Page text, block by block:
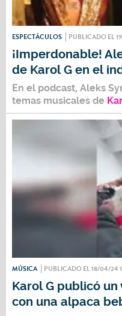
ESPECTÁCULOS PUBLICADO EL
¡Imperdonable!
de Karol G en el
En el podcast, Aleks
temas musicales de
MÚSICA PUBLICADO EL 18/04/24
Karol G publicó
con una alpaca